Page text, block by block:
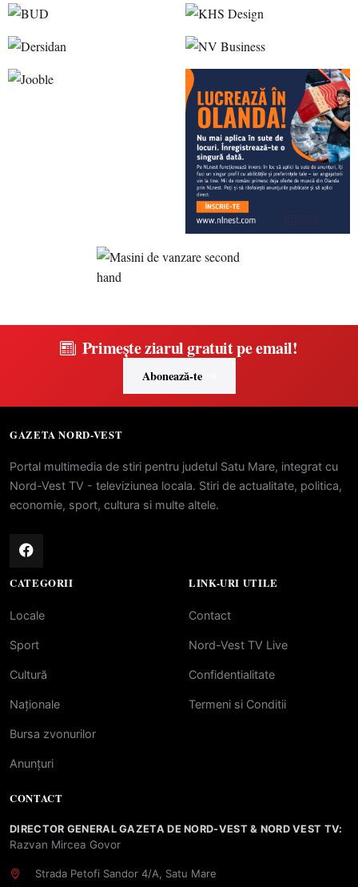
Primește ziarul gratuit pe email!
Abonează-te
GAZETA NORD-VEST
Portal multimedia de stiri pentru judetul Satu Mare, integrat cu
Nord-Vest TV - televiziunea locala. Stiri de actualitate, politica,
economie, sport, cultura si multe altele.
CATEGORII
Locale
Sport
Cultură
Naționale
Bursa zvonurilor
Anunțuri
LINK-URI UTILE
Contact
Nord-Vest TV Live
Confidentialitate
Termeni si Conditii
CONTACT
DIRECTOR GENERAL GAZETA DE NORD-VEST & NORD VEST TV:
Razvan Mircea Govor
Strada Petofi Sandor 4/A, Satu Mare